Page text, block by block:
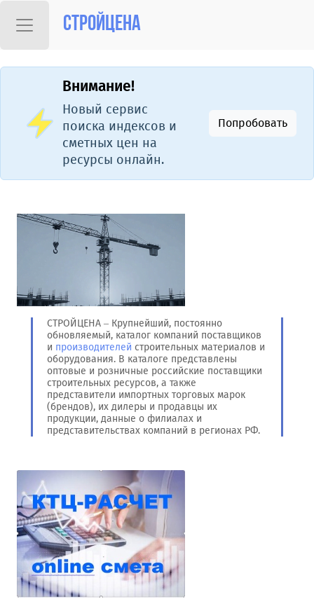
Стройцена
Внимание!
Новый сервис
поиска индексов и
сметных цен на
ресурсы онлайн.
Попробовать
СТРОЙЦЕНА – Крупнейший, постоянно
обновляемый, каталог компаний поставщиков
и производителей строительных материалов и
оборудования. В каталоге представлены
оптовые и розничные российские поставщики
строительных ресурсов, а также
представители импортных торговых марок
(брендов), их дилеры и продавцы их
продукции, данные о филиалах и
представительствах компаний в регионах РФ.